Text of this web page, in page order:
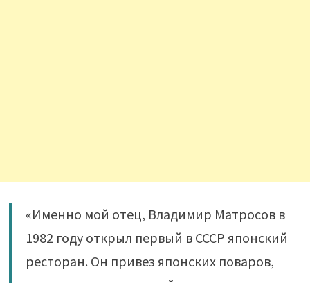
«Именно мой отец, Владимир Матросов в
1982 году открыл первый в СССР японский
ресторан. Он привез японских поваров,